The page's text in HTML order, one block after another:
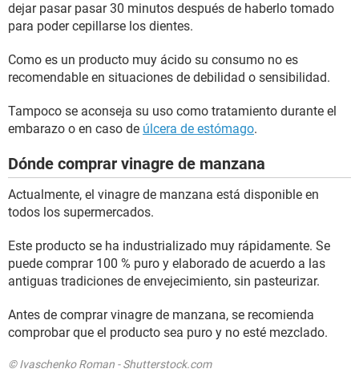
dejar pasar pasar 30 minutos después de haberlo tomado
para poder cepillarse los dientes.
Como es un producto muy ácido su consumo no es
recomendable en situaciones de debilidad o sensibilidad.
Tampoco se aconseja su uso como tratamiento durante el
embarazo o en caso de úlcera de estómago.
Dónde comprar vinagre de manzana
Actualmente, el vinagre de manzana está disponible en
todos los supermercados.
Este producto se ha industrializado muy rápidamente. Se
puede comprar 100 % puro y elaborado de acuerdo a las
antiguas tradiciones de envejecimiento, sin pasteurizar.
Antes de comprar vinagre de manzana, se recomienda
comprobar que el producto sea puro y no esté mezclado.
© Ivaschenko Roman - Shutterstock.com